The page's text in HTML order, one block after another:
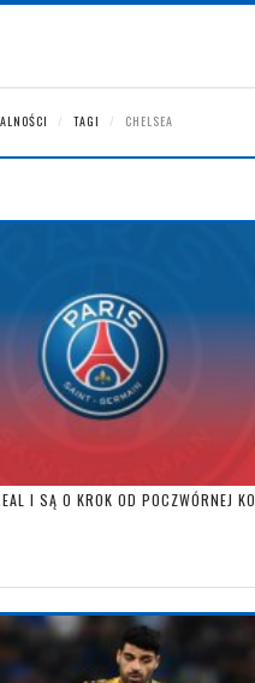
TAGI CHELSEA
I SĄ O KROK OD POCZWÓRNEJ